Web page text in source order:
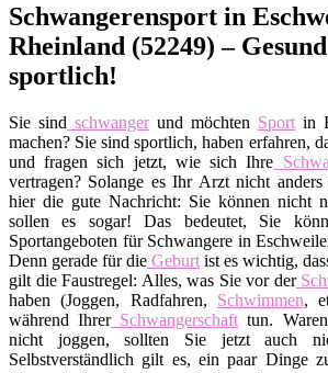
Schwangerensport in
Rheinland (52249) –
sportlich!
Sie sind schwangerund möchten Sport in
machen? Sie sind sportlich, haben erfahren,
und fragen sich jetzt, wie sich Ihre
vertragen? Solange es Ihr Arzt nicht
hier die gute Nachricht: Sie können nicht
sollen es sogar! Das bedeutet, Sie
Sportangeboten für Schwangere in
Denn gerade für die Geburt ist es wichtig,
gilt die Faustregel: Alles, was Sie vor der
haben (Joggen, Radfahren, Schwimmen,
während IhrerSchwangerschaft tun.
nicht joggen, sollten Sie jetzt auch
Selbstverständlich gilt es, ein paar Dinge